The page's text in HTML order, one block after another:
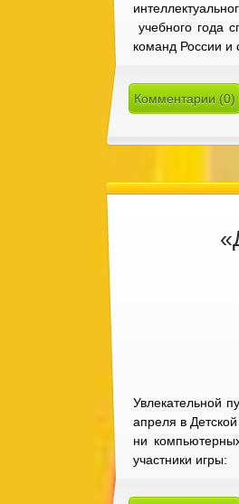
учебного года
команд России и
Комментарии (0)
Увлекательной
апреля в
ни
участники игры: